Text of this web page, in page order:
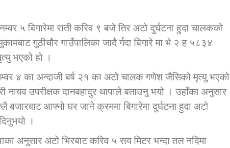
५ बिगारेमा राती करिव ९ बजे तिर अटो दुर्घटना हुदा चालकको
गुठीचौर गाउँपालिका जादै र्गदा बिगारे मा भे २ ह ५८३४
भएको हो ।
४ का अन्दाजी बर्ष २१ का अटो चालक गणेश जैसिको मृत्यु भएको
नायव उपरीक्षक दानबहादुर थापाले बताउनु भयो । उहाँका अनुसार
आफ्नो घर जाने क्रममा बिगारेमा दुर्घटना हुदा अटो
।
अनुसार अटो भिरबाट करिव ५ सय मिटर भन्दा तल नदिमा